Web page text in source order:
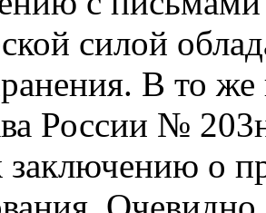
силой
В то
России №
заключению о